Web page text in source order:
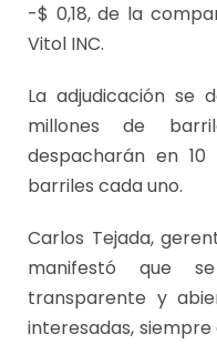
-$ 0,18, de la
Vitol INC.
La adjudicación se
millones de
despacharán en 10
barriles cada uno.
Carlos Tejada,
manifestó que
transparente y
interesadas,